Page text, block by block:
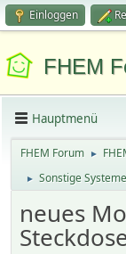
Einloggen
FHEM
Hauptmenü
FHEM Forum ►
► Sonstige Systeme
neues